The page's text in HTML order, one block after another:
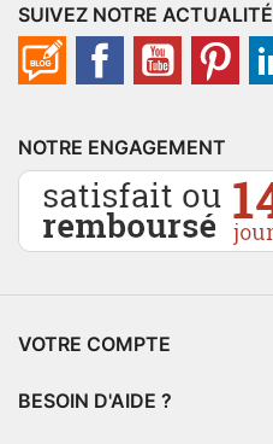
SUIVEZ NOTRE ACTUALITÉ
NOTRE ENGAGEMENT
VOTRE COMPTE
BESOIN D'AIDE ?